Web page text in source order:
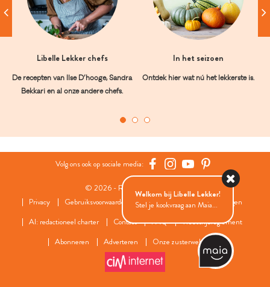
Libelle Lekker chefs
De recepten van Ilse D’hooge, Sandra
Bekkari en al onze andere chefs.
In het seizoen
Ontdek hier wat nú het lekkerste is.
Volg ons ook op sociale media:
© 2026 - Roularta Media Group
Privacy
Gebruiksvoorwaarden Cookies
Cookies instellingen
AI: redactioneel charter
Contact FAQ
Wedstrijdreglement
Abonneren
Adverteren Onze zusterwebsites
Welkom bij Libelle Lekker!
Stel je kookvraag aan Maia...